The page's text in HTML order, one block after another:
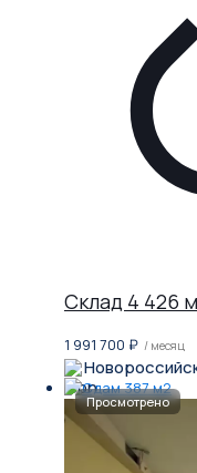
Склад 4 426
1 991 700 ₽ / месяц